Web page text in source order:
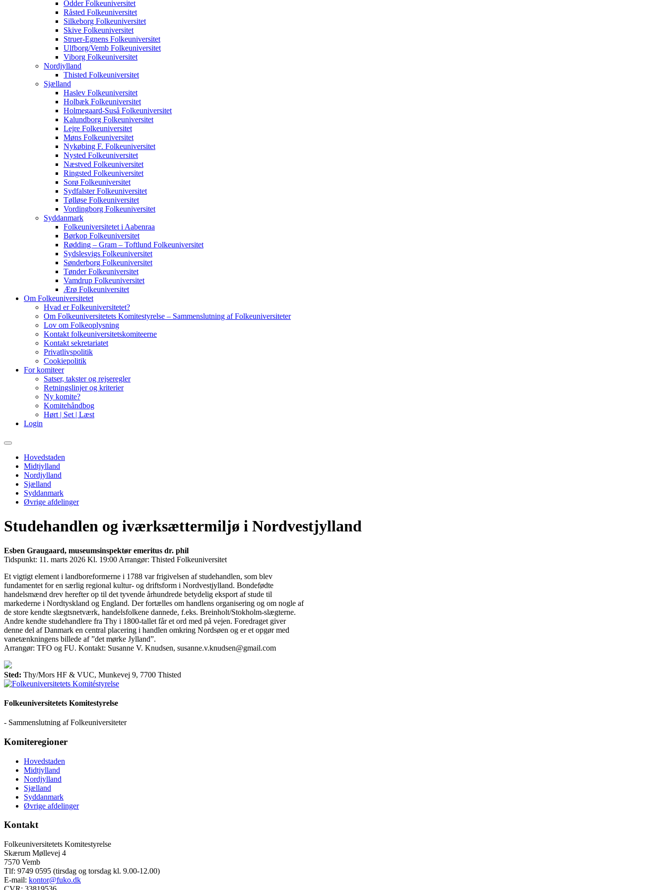
Odder Folkeuniversitet
Råsted Folkeuniversitet
Silkeborg Folkeuniversitet
Skive Folkeuniversitet
Struer-Egnens Folkeuniversitet
Ulfborg/Vemb Folkeuniversitet
Viborg Folkeuniversitet
Nordjylland
Thisted Folkeuniversitet
Sjælland
Haslev Folkeuniversitet
Holbæk Folkeuniversitet
Holmegaard-Suså Folkeuniversitet
Kalundborg Folkeuniversitet
Lejre Folkeuniversitet
Møns Folkeuniversitet
Nykøbing F. Folkeuniversitet
Nysted Folkeuniversitet
Næstved Folkeuniversitet
Ringsted Folkeuniversitet
Sorø Folkeuniversitet
Sydfalster Folkeuniversitet
Tølløse Folkeuniversitet
Vordingborg Folkeuniversitet
Syddanmark
Folkeuniversitetet i Aabenraa
Børkop Folkeuniversitet
Rødding – Gram – Toftlund Folkeuniversitet
Sydslesvigs Folkeuniversitet
Sønderborg Folkeuniversitet
Tønder Folkeuniversitet
Vamdrup Folkeuniversitet
Ærø Folkeuniversitet
Om Folkeuniversitetet
Hvad er Folkeuniversitetet?
Om Folkeuniversitetets Komitestyrelse – Sammenslutning af Folkeuniversiteter
Lov om Folkeoplysning
Kontakt folkeuniversitetskomiteerne
Kontakt sekretariatet
Privatlivspolitik
Cookiepolitik
For komiteer
Satser, takster og rejseregler
Retningslinjer og kriterier
Ny komite?
Komitehåndbog
Hørt | Set | Læst
Login
Primary
Hovedstaden
Midtjylland
Nordjylland
Sjælland
Syddanmark
Øvrige afdelinger
Studehandlen og iværksættermiljø i Nordvestjylland
Esben Graugaard, museumsinspektør emeritus dr. phil
Tidspunkt: 11. marts 2026 Kl. 19:00 Arrangør: Thisted Folkeuniversitet
Et vigtigt element i landboreformerne i 1788 var frigivelsen af studehandlen, som blev
fundamentet for en særlig regional kultur- og driftsform i Nordvestjylland. Bondefødte
handelsmænd drev herefter op til det tyvende århundrede betydelig eksport af stude til
markederne i Nordtyskland og England. Der fortælles om handlens organisering og om nogle af
de store kendte slægtsnetværk, handelsfolkene dannede, f.eks. Breinholt/Stokholm-slægterne.
Andre kendte studehandlere fra Thy i 1800-tallet får et ord med på vejen. Foredraget giver
denne del af Danmark en central placering i handlen omkring Nordsøen og er et opgør med
vanetænkningens billede af ”det mørke Jylland”.
Arrangør: TFO og FU. Kontakt: Susanne V. Knudsen, susanne.v.knudsen@gmail.com
Sted: Thy/Mors HF & VUC, Munkevej 9, 7700 Thisted
Folkeuniversitetets Komitestyrelse
- Sammenslutning af Folkeuniversiteter
Komiteregioner
Hovedstaden
Midtjylland
Nordjylland
Sjælland
Syddanmark
Øvrige afdelinger
Kontakt
Folkeuniversitetets Komitestyrelse
Skærum Møllevej 4
7570 Vemb
Tlf: 9749 0595 (tirsdag og torsdag kl. 9.00-12.00)
E-mail: kontor@fuko.dk